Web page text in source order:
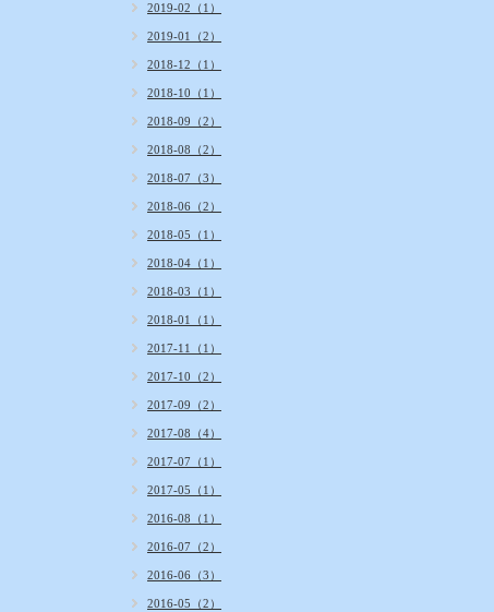
2019-02（1）
2019-01（2）
2018-12（1）
2018-10（1）
2018-09（2）
2018-08（2）
2018-07（3）
2018-06（2）
2018-05（1）
2018-04（1）
2018-03（1）
2018-01（1）
2017-11（1）
2017-10（2）
2017-09（2）
2017-08（4）
2017-07（1）
2017-05（1）
2016-08（1）
2016-07（2）
2016-06（3）
2016-05（2）